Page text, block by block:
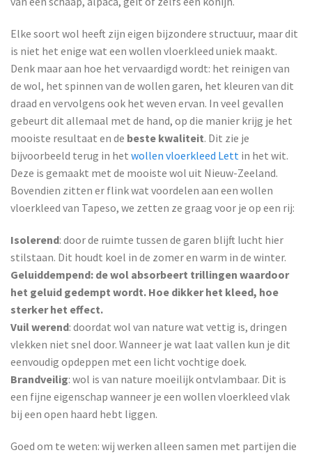
Elke soort wol heeft zijn eigen bijzondere structuur, maar dit
is niet het enige wat een wollen vloerkleed uniek maakt.
Denk maar aan hoe het vervaardigd wordt: het reinigen van
de wol, het spinnen van de wollen garen, het kleuren van dit
draad en vervolgens ook het weven ervan. In veel gevallen
gebeurt dit allemaal met de hand, op die manier krijg je het
mooiste resultaat en de beste kwaliteit. Dit zie je
bijvoorbeeld terug in het wollen vloerkleed Lett in het wit.
Deze is gemaakt met de mooiste wol uit Nieuw-Zeeland.
Bovendien zitten er flink wat voordelen aan een wollen
vloerkleed van Tapeso, we zetten ze graag voor je op een rij:
Isolerend: door de ruimte tussen de garen blijft lucht hier
stilstaan. Dit houdt koel in de zomer en warm in de winter.
Geluiddempend: de wol absorbeert trillingen waardoor
het geluid gedempt wordt. Hoe dikker het kleed, hoe
sterker het effect.
Vuil werend: doordat wol van nature wat vettig is, dringen
vlekken niet snel door. Wanneer je wat laat vallen kun je dit
eenvoudig opdeppen met een licht vochtige doek.
Brandveilig: wol is van nature moeilijk ontvlambaar. Dit is
een fijne eigenschap wanneer je een wollen vloerkleed vlak
bij een open haard hebt liggen.
Goed om te weten: wij werken alleen samen met partijen die